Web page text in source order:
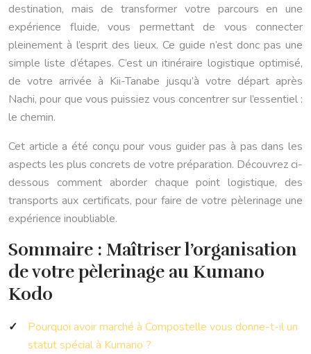
destination, mais de transformer votre parcours en une
expérience fluide, vous permettant de vous connecter
pleinement à l’esprit des lieux. Ce guide n’est donc pas une
simple liste d’étapes. C’est un itinéraire logistique optimisé,
de votre arrivée à Kii-Tanabe jusqu’à votre départ après
Nachi, pour que vous puissiez vous concentrer sur l’essentiel :
le chemin.
Cet article a été conçu pour vous guider pas à pas dans les
aspects les plus concrets de votre préparation. Découvrez ci-
dessous comment aborder chaque point logistique, des
transports aux certificats, pour faire de votre pèlerinage une
expérience inoubliable.
Sommaire : Maîtriser l’organisation
de votre pèlerinage au Kumano
Kodo
Pourquoi avoir marché à Compostelle vous donne-t-il un
statut spécial à Kumano ?